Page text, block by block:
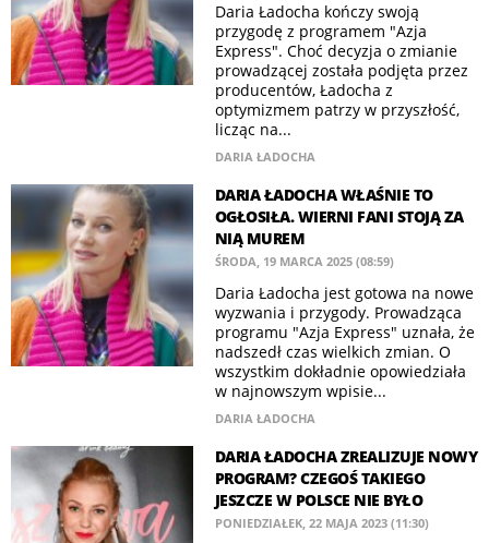
Daria Ładocha kończy swoją
przygodę z programem "Azja
Express". Choć decyzja o zmianie
prowadzącej została podjęta przez
producentów, Ładocha z
optymizmem patrzy w przyszłość,
licząc na...
DARIA ŁADOCHA
DARIA ŁADOCHA WŁAŚNIE TO
OGŁOSIŁA. WIERNI FANI STOJĄ ZA
NIĄ MUREM
ŚRODA, 19 MARCA 2025 (08:59)
Daria Ładocha jest gotowa na nowe
wyzwania i przygody. Prowadząca
programu "Azja Express" uznała, że
nadszedł czas wielkich zmian. O
wszystkim dokładnie opowiedziała
w najnowszym wpisie...
DARIA ŁADOCHA
DARIA ŁADOCHA ZREALIZUJE NOWY
PROGRAM? CZEGOŚ TAKIEGO
JESZCZE W POLSCE NIE BYŁO
PONIEDZIAŁEK, 22 MAJA 2023 (11:30)